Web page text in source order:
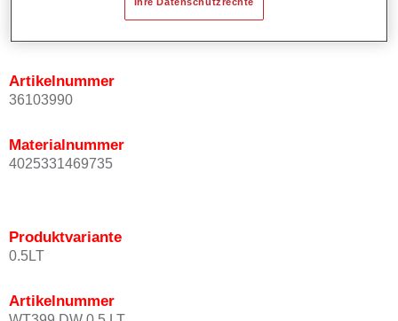
Artikelnummer
36103990
Materialnummer
4025331469735
Produktvariante
0.5LT
Artikelnummer